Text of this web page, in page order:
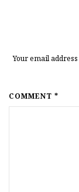
Your email
COMMENT *